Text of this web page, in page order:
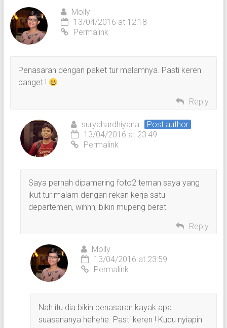
Molly
13/04/2016 at 12:18
Permalink
Penasaran dengan paket tur malamnya. Pasti keren
banget !
Reply
suryahardhiyana
Post author
13/04/2016 at 23:49
Permalink
Saya pernah dipamering foto2 teman saya yang
ikut tur malam dengan rekan kerja satu
departemen, wihhh, bikin mupeng berat
Reply
Molly
13/04/2016 at 23:59
Permalink
Nah itu dia bikin penasaran kayak apa
suasananya hehehe. Pasti keren ! Kudu nyiapin